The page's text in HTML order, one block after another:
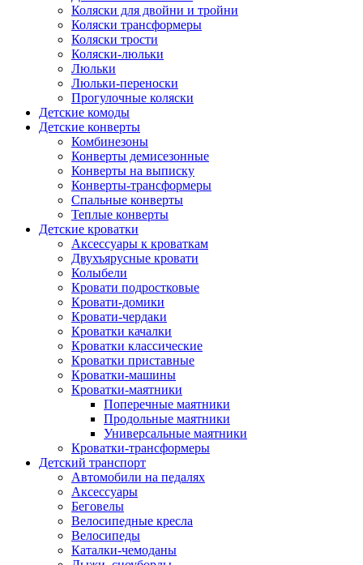
Коляски для двойни и тройни
Коляски трансформеры
Коляски трости
Коляски-люльки
Люльки
Люльки-переноски
Прогулочные коляски
Детские комоды
Детские конверты
Комбинезоны
Конверты демисезонные
Конверты на выписку
Конверты-трансформеры
Спальные конверты
Теплые конверты
Детские кроватки
Аксессуары к кроваткам
Двухъярусные кровати
Колыбели
Кровати подростковые
Кровати-домики
Кровати-чердаки
Кроватки качалки
Кроватки классические
Кроватки приставные
Кроватки-машины
Кроватки-маятники
Поперечные маятники
Продольные маятники
Универсальные маятники
Кроватки-трансформеры
Детский транспорт
Автомобили на педалях
Аксессуары
Беговелы
Велосипедные кресла
Велосипеды
Каталки-чемоданы